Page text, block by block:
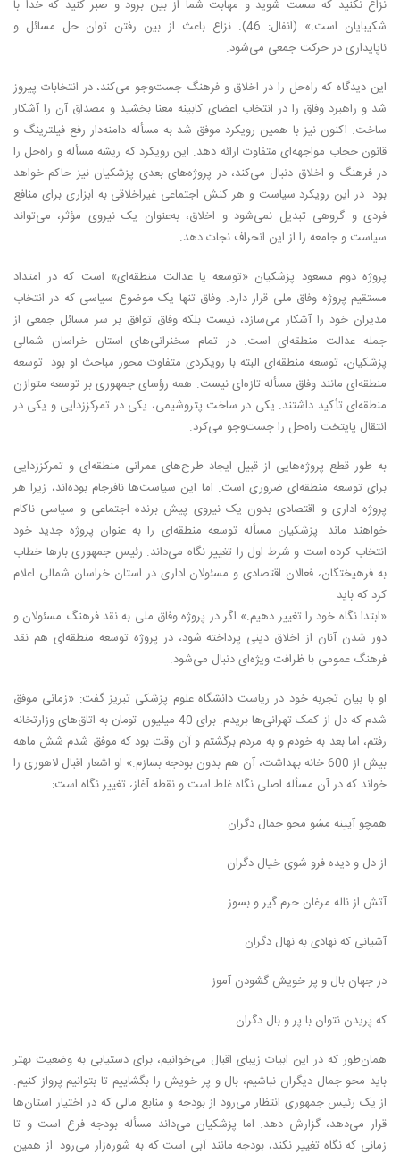
نزاع نکنید که سست‏ شوید و مهابت‏ شما از بین برود و صبر کنید که خدا با
شکیبایان است.» (انفال: 46). نزاع باعث از بین رفتن توان حل مسائل و
ناپایداری در حرکت جمعی می‌شود.
این دیدگاه که راه‌حل را در اخلاق و فرهنگ جست‌و‌جو می‌کند، در انتخابات پیروز
شد و راهبرد وفاق را در انتخاب اعضای کابینه معنا بخشید و مصداق آن را آشکار
ساخت. اکنون نیز با همین رویکرد موفق شد به مسأله دامنه‌دار رفع فیلترینگ و
قانون حجاب مواجهه‌ای متفاوت ارائه دهد. این رویکرد که ریشه مسأله و راه‌حل را
در فرهنگ و اخلاق دنبال می‌کند، در پروژه‌های بعدی پزشکیان نیز حاکم خواهد
بود. در این رویکرد سیاست و هر کنش اجتماعی غیراخلاقی به ابزاری برای منافع
فردی و گروهی تبدیل نمی‌شود و اخلاق، به‌عنوان یک نیروی مؤثر، می‌تواند
سیاست و جامعه را از این انحراف نجات دهد.
پروژه دوم مسعود پزشکیان «توسعه یا عدالت منطقه‌ای» است که در امتداد
مستقیم پروژه وفاق ملی قرار دارد. وفاق تنها یک موضوع سیاسی که در انتخاب
مدیران خود را آشکار می‌سازد، نیست بلکه وفاق توافق بر سر مسائل جمعی از
جمله عدالت منطقه‌ای است. در تمام سخنرانی‌های استان خراسان شمالی
پزشکیان، توسعه منطقه‌ای البته با رویکردی متفاوت محور مباحث او بود. توسعه
منطقه‌ای مانند وفاق مسأله تازه‌ای نیست. همه رؤسای جمهوری بر توسعه متوازن
منطقه‌ای تأکید داشتند. یکی در ساخت پتروشیمی، یکی در تمرکززدایی و یکی در
انتقال پایتخت راه‌حل را جست‌و‌جو می‌کرد.
به طور قطع پروژه‌هایی از قبیل ایجاد طرح‌های عمرانی منطقه‌ای و تمرکز‌زدایی
برای توسعه منطقه‌ای ضروری است. اما این سیاست‌ها نافرجام بوده‌اند، زیرا هر
پروژه اداری و اقتصادی بدون یک نیروی پیش برنده اجتماعی و سیاسی ناکام
خواهند ماند. پزشکیان مسأله توسعه منطقه‌ای را به عنوان پروژه جدید خود
انتخاب کرده است و شرط اول را تغییر نگاه می‌داند. رئیس جمهوری بارها خطاب
به فرهیختگان، فعالان اقتصادی و مسئولان اداری در استان خراسان شمالی اعلام
کرد که باید
«ابتدا نگاه خود را تغییر دهیم.» اگر در پروژه وفاق ملی به نقد فرهنگ مسئولان و
دور شدن آنان از اخلاق دینی پرداخته شود، در پروژه توسعه منطقه‌ای هم نقد
فرهنگ عمومی با ظرافت ویژه‌ای دنبال می‌شود.
او با بیان تجربه خود در ریاست دانشگاه علوم پزشکی تبریز گفت: «زمانی موفق
شدم که دل از کمک تهرانی‌ها بریدم. برای 40 میلیون تومان به اتاق‌های وزارتخانه
رفتم، اما بعد به خودم و به مردم برگشتم و آن وقت بود که موفق شدم شش ماهه
بیش از 600 خانه بهداشت، آن هم بدون بودجه بسازم.» او اشعار اقبال لاهوری را
خواند که در آن مسأله اصلی نگاه غلط است و نقطه آغاز، تغییر نگاه است:
همچو آیینه مشو محو جمال دگران
از دل و دیده فرو شوی خیال دگران
آتش از ناله مرغان حرم گیر و بسوز
آشیانی که نهادی به نهال دگران
در جهان بال و پر خویش گشودن آموز
که پریدن نتوان با پر و بال دگران
همان‌طور که در این ابیات زیبای اقبال می‌خوانیم، برای دستیابی به وضعیت بهتر
باید محو جمال دیگران نباشیم، بال و پر خویش را بگشاییم تا بتوانیم پرواز کنیم.
از یک رئیس جمهوری انتظار می‌رود از بودجه و منابع مالی که در اختیار استان‌ها
قرار می‌دهد، گزارش دهد. اما پزشکیان می‌داند مسأله بودجه فرع است و تا
زمانی که نگاه تغییر نکند، بودجه مانند آبی است که به شوره‌زار می‌رود. از همین